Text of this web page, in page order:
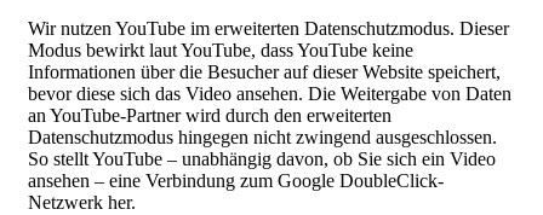
Wir nutzen YouTube im erweiterten Datenschutzmodus. Dieser
Modus bewirkt laut YouTube, dass YouTube keine
Informationen über die Besucher auf dieser Website speichert,
bevor diese sich das Video ansehen. Die Weitergabe von Daten
an YouTube-Partner wird durch den erweiterten
Datenschutzmodus hingegen nicht zwingend ausgeschlossen.
So stellt YouTube – unabhängig davon, ob Sie sich ein Video
ansehen – eine Verbindung zum Google DoubleClick-
Netzwerk her.